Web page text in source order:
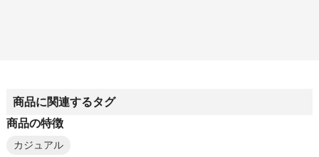
商品に関連するタグ
商品の特徴
カジュアル